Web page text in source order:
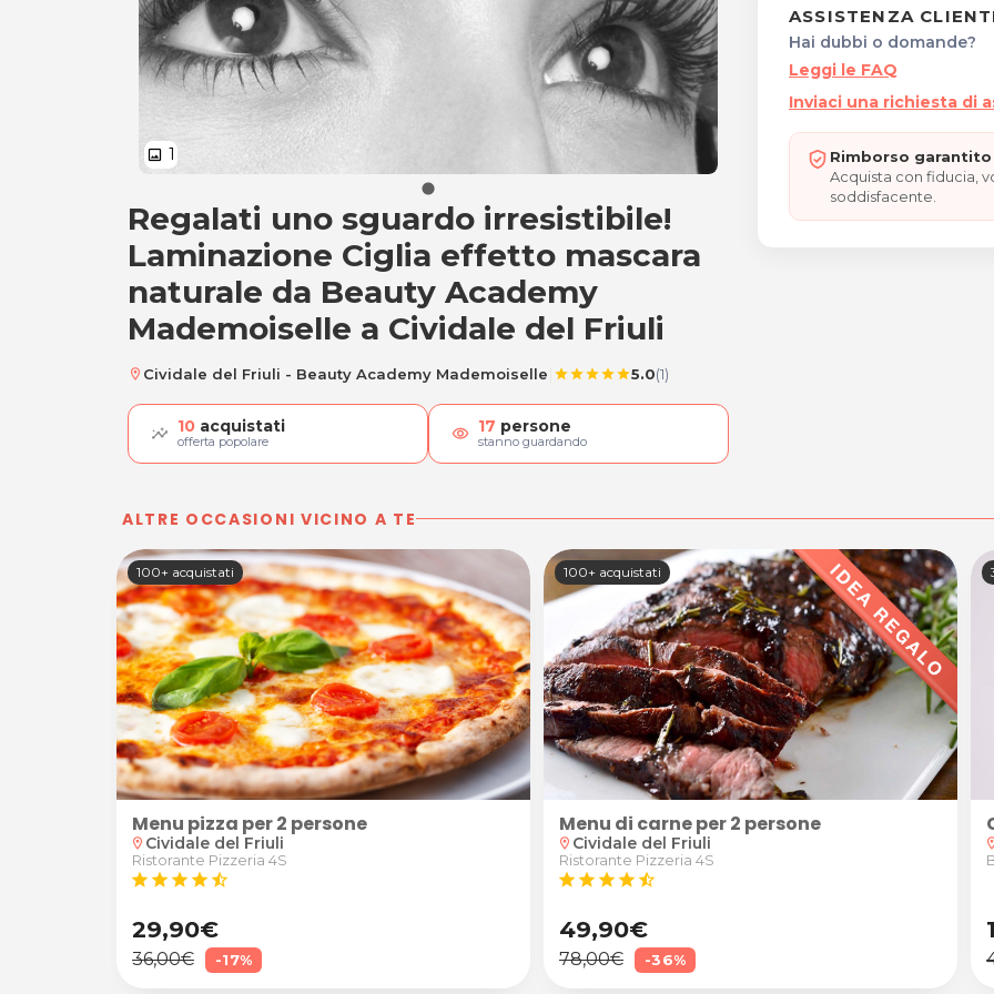
image 1
Laminazione ciglia, tinta effetto mascara
Regalati uno sguardo irresistibile!
Laminazione Ciglia effetto mascara
naturale da Beauty Academy
Mademoiselle a Cividale del Friuli
location_on Cividale del Friuli - Beauty Academy Mademoiselle starstarstarstarstar5.0(1)
10 acquistati
offerta popolare visibility 17 persone
stanno guardando
ASSISTENZA
Hai dubbi o domande?
Leggi le FAQ
Inviaci una richiesta di
Rimborso
Acquista con fiducia,
soddisfacente.
ALTRE OCCASIONI VICINO A TE
100+ acquistati
Menu pizza per 2 persone
location_on Cividale del Friuli
Ristorante Pizzeria 4S
star star star star star_half
29,90€
36,00€ -17%
100+ acquistati
Menu di carne per 2 persone
location_on Cividale del Friuli
Ristorante Pizzeria 4S
star star star star star_half
49,90€
78,00€ -36%